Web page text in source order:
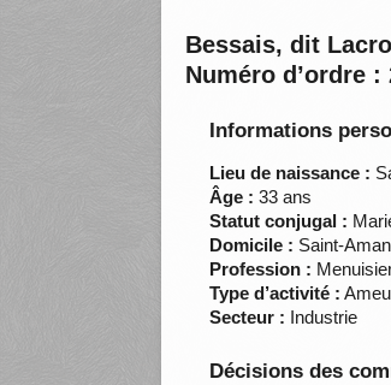
Bessais, dit
Numéro d’ordre
Informations
Lieu de naissance :
Âge : 33 ans
Statut conjugal :
Domicile : Saint-
Profession :
Type d’activité :
Secteur : Industrie
Décisions des